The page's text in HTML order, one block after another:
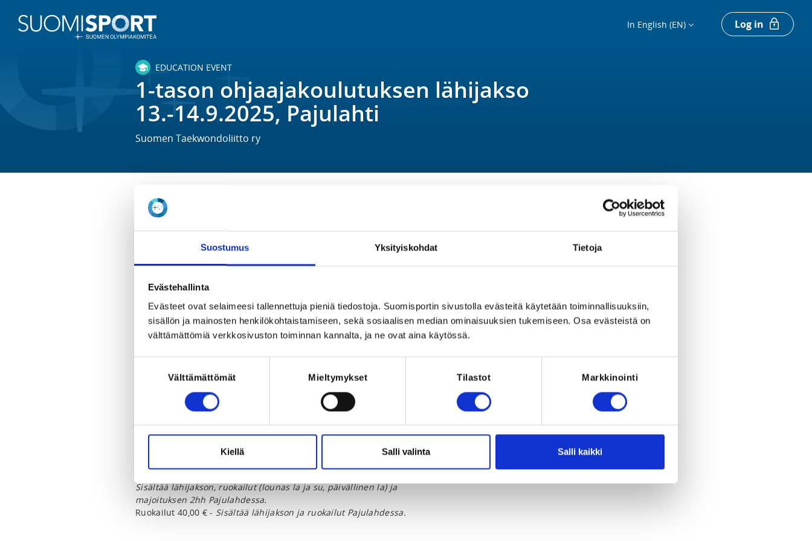
Suostumus Yksityiskohdat Tietoja
Evästehallinta
Evästeet ovat selaimeesi tallennettuja pieniä tiedostoja. Suomisportin sivustolla evästeitä käytetään toiminnallisuuksiin,
sisällön ja mainosten henkilökohtaistamiseen, sekä sosiaalisen median ominaisuuksien tukemiseen. Osa evästeistä on
välttämättömiä verkkosivuston toiminnan kannalta, ja ne ovat aina käytössä.
Välttämättömät Mieltymykset Tilastot Markkinointi
Kiellä Salli valinta Salli kaikki
In English (EN) Log in
EDUCATION EVENT
1-tason ohjaajakoulutuksen lähijakso
13.-14.9.2025, Pajulahti
Suomen Taekwondoliitto ry
TIME
View map
LOCALITY
Lahti
Taekwondo
REGISTRATION PERIOD
Tu 22.4.2025 at 13:00 - Fr 22.8.2025 at 23:59
Sisältää lähijakson, ruokailut (lounas la ja su, päivällinen la) ja
majoituksen 2hh Pajulahdessa.
Ruokailut 40,00 € - Sisältää lähijakson ja ruokailut Pajulahdessa.
Register
Registration period ended onFr 22.8.2025
REQUIRED FOR THE REGISTRATION
Licence: Taekwondolisenssi 2025